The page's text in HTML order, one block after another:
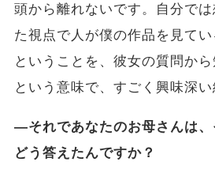
頭から離れないです。自分で
た視点で人が僕の作品を見て
ということを、彼女の質問か
という意味で、すごく興味深い
―それであなたのお母さんは、
どう答えたんですか？